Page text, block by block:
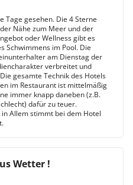
Tage gesehen. Die 4 Sterne
Nähe zum Meer und der
oder Wellness gibt es
Schwimmens im Pool. Die
am Dienstag der
verbreitet und
gesamte Technik des Hotels
im Restaurant ist mittelmäßig
immer knapp daneben (z.B.
dafür zu teuer.
Allem stimmt bei dem Hotel
Wetter !